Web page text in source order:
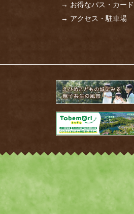
→ お得なパス・カード
→ アクセス・駐車場